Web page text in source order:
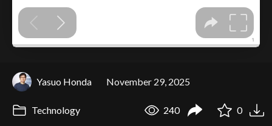
Yasuo Honda November 29, 2025
Technology 240 0